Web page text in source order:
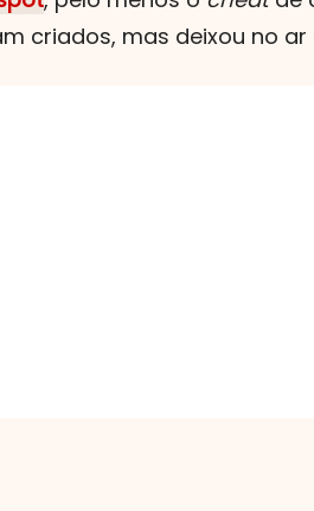
criados, mas deixou no